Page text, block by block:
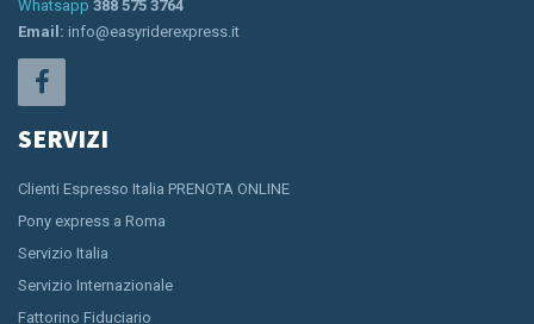
Whatsapp 388 575 3764
Email: info@easyriderexpress.it
SERVIZI
Clienti Espresso Italia PRENOTA ONLINE
Pony express a Roma
Servizio Italia
Servizio Internazionale
Fattorino Fiduciario